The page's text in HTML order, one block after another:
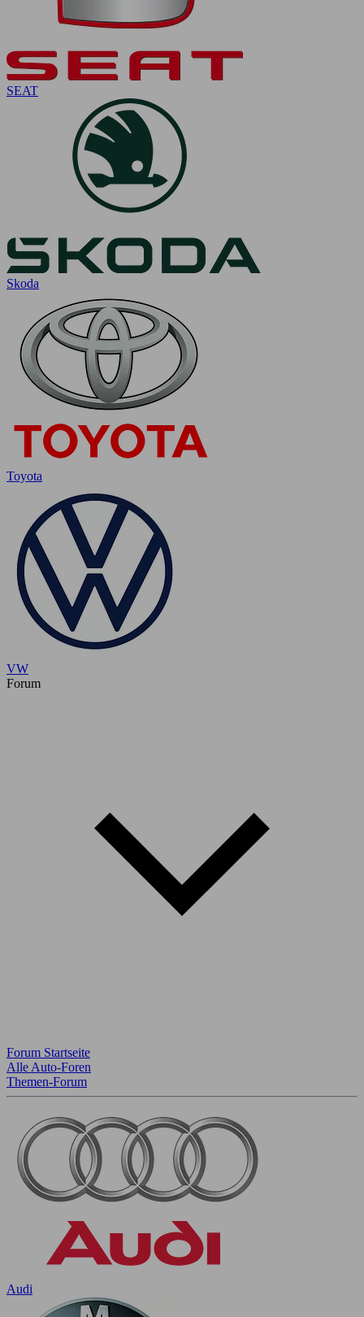
SEAT
Skoda
Toyota
VW
Forum
Forum Startseite
Alle Auto-Foren
Themen-Forum
Audi